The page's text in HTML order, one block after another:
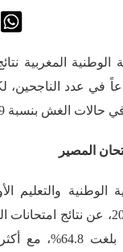
الوطنية المغربية
في عدد
الغش بنسبة 49%.
المصير
الوطنية والتعليم
الأربعاء 17 يونيو 2026، عن